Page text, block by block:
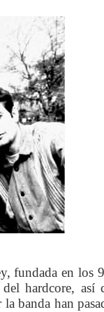
fundada en los
hardcore, así
banda han